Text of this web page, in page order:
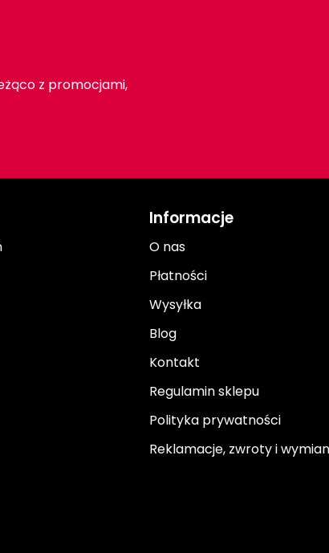
z promocjami,
Informacje
O nas
Płatności
Wysyłka
Blog
Kontakt
Regulamin sklepu
Polityka prywatności
Reklamacje, zwroty i